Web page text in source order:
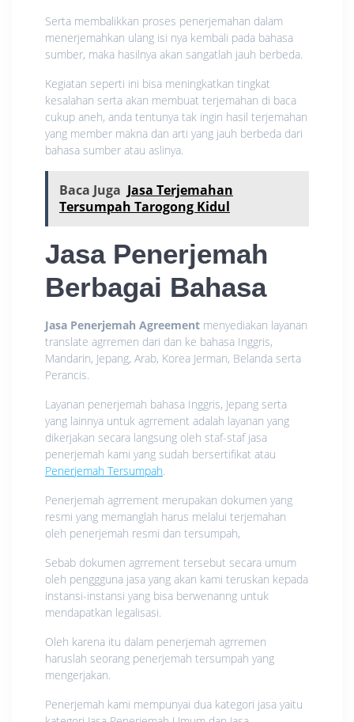
Serta membalikkan proses penerjemahan dalam
menerjemahkan ulang isi nya kembali pada bahasa
sumber, maka hasilnya akan sangatlah jauh berbeda.
Kegiatan seperti ini bisa meningkatkan tingkat
kesalahan serta akan membuat terjemahan di baca
cukup aneh, anda tentunya tak ingin hasil terjemahan
yang member makna dan arti yang jauh berbeda dari
bahasa sumber atau aslinya.
Baca Juga Jasa Terjemahan
Tersumpah Tarogong Kidul
Jasa Penerjemah
Berbagai Bahasa
Jasa Penerjemah Agreement menyediakan layanan
translate agrremen dari dan ke bahasa Inggris,
Mandarin, Jepang, Arab, Korea Jerman, Belanda serta
Perancis.
Layanan penerjemah bahasa Inggris, Jepang serta
yang lainnya untuk agrrement adalah layanan yang
dikerjakan secara langsung oleh staf-staf jasa
penerjemah kami yang sudah bersertifikat atau
Penerjemah Tersumpah.
Penerjemah agrrement merupakan dokumen yang
resmi yang memanglah harus melalui terjemahan
oleh penerjemah resmi dan tersumpah,
Sebab dokumen agrrement tersebut secara umum
oleh penggguna jasa yang akan kami teruskan kepada
instansi-instansi yang bisa berwenanng untuk
mendapatkan legalisasi.
Oleh karena itu dalam penerjemah agrremen
haruslah seorang penerjemah tersumpah yang
mengerjakan.
Penerjemah kami mempunyai dua kategori jasa yaitu